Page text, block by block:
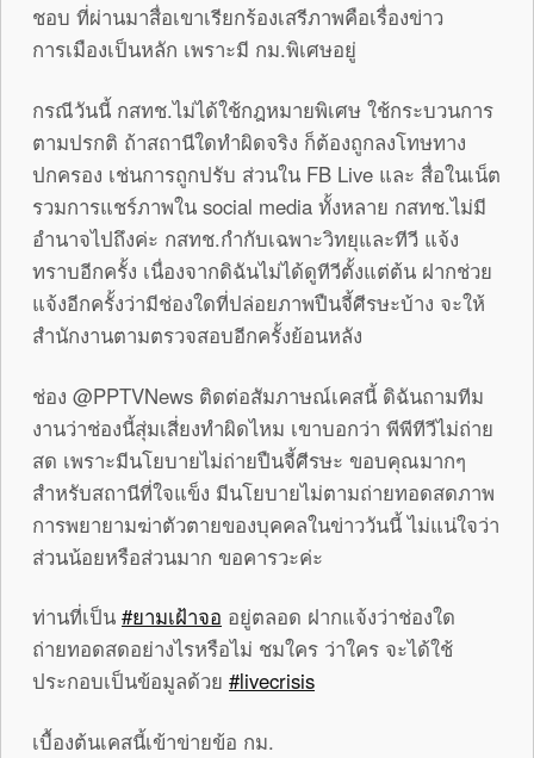
ชอบ ที่ผ่านมาสื่อเขาเรียกร้องเสรีภาพคือเรื่องข่าว
การเมืองเป็นหลัก เพราะมี กม.พิเศษอยู่
กรณีวันนี้ กสทช.ไม่ได้ใช้กฎหมายพิเศษ ใช้กระบวนการ
ตามปรกติ ถ้าสถานีใดทำผิดจริง ก็ต้องถูกลงโทษทาง
ปกครอง เช่นการถูกปรับ ส่วนใน FB Live และ สื่อในเน็ต
รวมการแชร์ภาพใน social media ทั้งหลาย กสทช.ไม่มี
อำนาจไปถึงค่ะ กสทช.กำกับเฉพาะวิทยุและทีวี แจ้ง
ทราบอีกครั้ง เนื่องจากดิฉันไม่ได้ดูทีวีตั้งแต่ต้น ฝากช่วย
แจ้งอีกครั้งว่ามีช่องใดที่ปล่อยภาพปืนจี้ศีรษะบ้าง จะให้
สำนักงานตามตรวจสอบอีกครั้งย้อนหลัง
ช่อง @PPTVNews ติดต่อสัมภาษณ์เคสนี้ ดิฉันถามทีม
งานว่าช่องนี้สุ่มเสี่ยงทำผิดไหม เขาบอกว่า พีพีทีวีไม่ถ่าย
สด เพราะมีนโยบายไม่ถ่ายปืนจี้ศีรษะ ขอบคุณมากๆ
สำหรับสถานีที่ใจแข็ง มีนโยบายไม่ตามถ่ายทอดสดภาพ
การพยายามฆ่าตัวตายของบุคคลในข่าววันนี้ ไม่แน่ใจว่า
ส่วนน้อยหรือส่วนมาก ขอคารวะค่ะ
ท่านที่เป็น ‪#‎ยามเฝ้าจอ อยู่ตลอด ฝากแจ้งว่าช่องใด
ถ่ายทอดสดอย่างไรหรือไม่ ชมใคร ว่าใคร จะได้ใช้
ประกอบเป็นข้อมูลด้วย ‪#‎livecrisis
เบื้องต้นเคสนี้เข้าข่ายข้อ กม.